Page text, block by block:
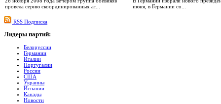
провела серию скоординированных ат...
июня, в Германии со...
RSS Подписка
Лидеры партий:
Белоруссии
Германии
Италии
Португалии
России
США
Украины
Испании
Канады
Новости